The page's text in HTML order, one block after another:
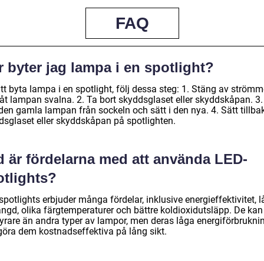
FAQ
byter jag lampa i en spotlight?
byta lampa i en spotlight, följ dessa steg: 1. Stäng av
lampan svalna. 2. Ta bort skyddsglaset eller skyddskåpan.
gamla lampan från sockeln och sätt i den nya. 4. Sätt
eller skyddskåpan på spotlighten.
är fördelarna med att använda LED-
erbjuder många fördelar, inklusive energieffektivitet,
olika färgtemperaturer och bättre koldioxidutsläpp. De
än andra typer av lampor, men deras låga
dem kostnadseffektiva på lång sikt.